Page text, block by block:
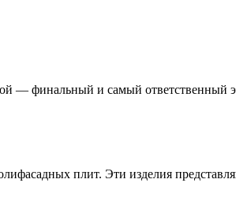
— финальный и самый ответственный
плит. Эти изделия